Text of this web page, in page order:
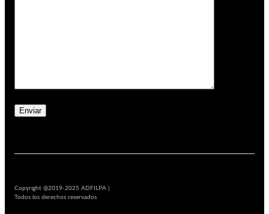
Copyright @2019-2025 ADFILPA |
Todos los derechos reservados